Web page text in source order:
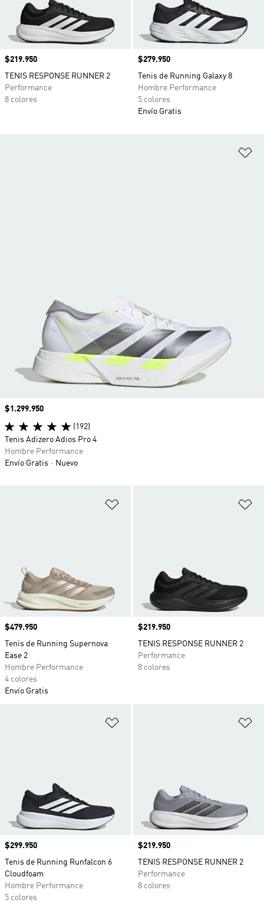
Precio
$219.950
TENIS RESPONSE RUNNER 2
Performance
8 colores
Precio
$279.950
Tenis de Running Galaxy 8
Hombre Performance
5 colores
Envío Gratis
Precio
$479.950
Tenis de Running Supernova
Ease 2
Hombre Performance
4 colores
Envío Gratis
Precio
$219.950
TENIS RESPONSE RUNNER 2
Performance
8 colores
Precio
$299.950
Tenis de Running Runfalcon 6
Cloudfoam
Hombre Performance
5 colores
Precio
$219.950
TENIS RESPONSE RUNNER 2
Performance
8 colores
Precio
$1.299.950
(192)
Tenis Adizero Adios Pro 4
Hombre Performance
Envío Gratis
Nuevo